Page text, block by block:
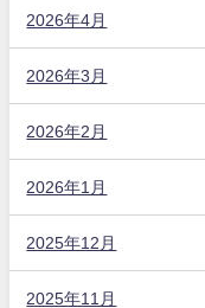
2026年4月
2026年3月
2026年2月
2026年1月
2025年12月
2025年11月